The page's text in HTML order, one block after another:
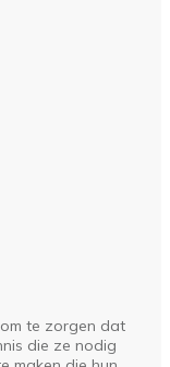
te zorgen dat
die ze nodig